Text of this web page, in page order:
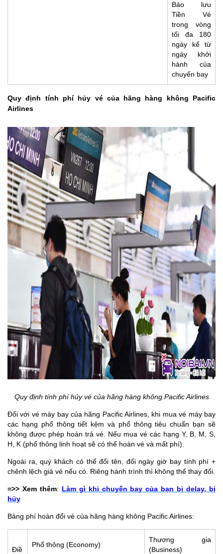
Bảo lưu
Tiền Vé
trong vòng
tối đa 180
ngày kể từ
ngày khởi
hành của
chuyến bay
Quy định tính phí hủy vé của hãng hàng không Pacific
Airlines
Quy định tính phí hủy vé của hãng hàng không Pacific Airlines
Đối với vé máy bay của hãng Pacific Airlines, khi mua vé máy bay
các hạng phổ thông tiết kệm và phổ thông tiêu chuẩn bạn sẽ
không được phép hoàn trả vé. Nếu mua vé các hạng Y, B, M, S,
H, K (phổ thông linh hoạt sẽ có thể hoàn vé và mất phí).
Ngoài ra, quý khách có thể đổi tên, đổi ngày giờ bay tính phí +
chênh lệch giá vé nếu có. Riêng hành trình thì không thể thay đổi.
=>> Xem thêm: Làm gì khi chuyến bay của bạn bị delay, bị
hủy
Bảng phí hoàn đổi vé của hãng hàng không Pacific Airlines:
Điề
Phổ thông (Economy)
Thương gia
(Business)